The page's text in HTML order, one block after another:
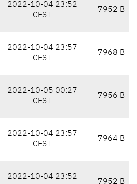
2022-10-04 23:52
CEST
7952 B
2022-10-04 23:57
CEST
7968 B
2022-10-05 00:27
CEST
7956 B
2022-10-04 23:57
CEST
7964 B
2022-10-04 23:52
7952 B